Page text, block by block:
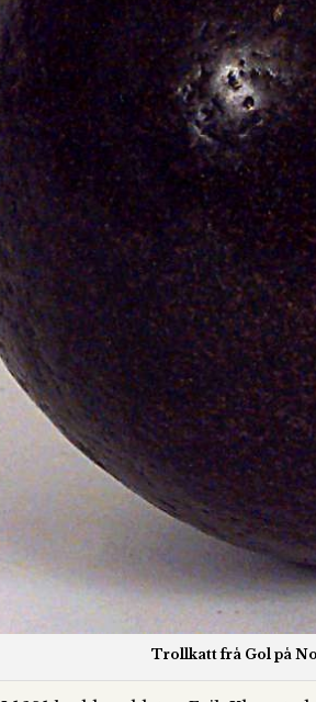
Trollkatt frå Gol på